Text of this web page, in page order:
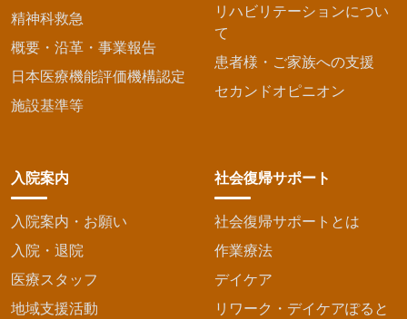
精神科救急
概要・沿革・事業報告
日本医療機能評価機構認定
施設基準等
リハビリテーションについ
て
患者様・ご家族への支援
セカンドオピニオン
入院案内
入院案内・お願い
入院・退院
医療スタッフ
地域支援活動
社会復帰サポート
社会復帰サポートとは
作業療法
デイケア
リワーク・デイケアぽると